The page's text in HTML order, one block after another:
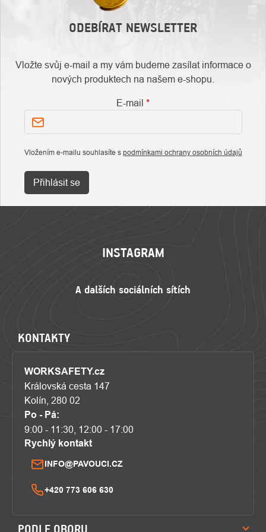
ODEBÍRAT NEWSLETTER
Vložte svůj e-mail a my vám budeme zasílat informace o
nových produktech na našem e-shopu.
E-mail
Vložením e-mailu souhlasíte s podmínkami ochrany osobních údajů
Přihlásit se
INSTAGRAM
KONTAKTY
WORKSAFETY.cz
Královská cesta 147
Kolín, 280 02
Po - Pá:
9:00 - 11:30, 12:00 - 17:00
Rychlý kontakt
INFO@PAVOUCI.CZ
+420 773 606 630
PODLE OBORU